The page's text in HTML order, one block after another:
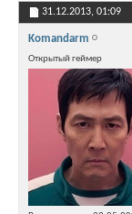
31.12.2013, 01:09
Komandarm
Открытый геймер